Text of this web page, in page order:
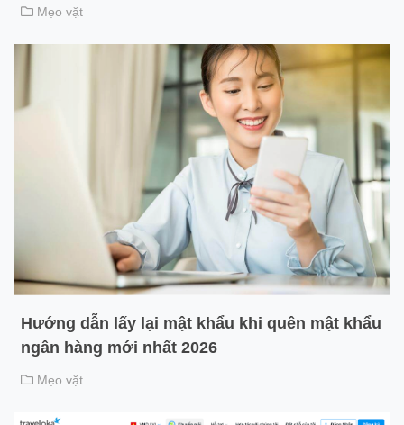
Mẹo vặt
Hướng dẫn lấy lại mật khẩu khi quên mật khẩu
ngân hàng mới nhất 2026
Mẹo vặt